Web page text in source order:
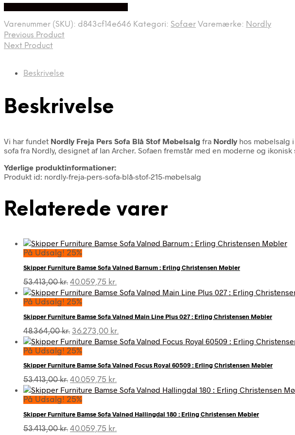
15.749,00 kr..10.499,00 kr..
Varenummer (SKU): d843cf14e646 Kategori: Sofaer Varemærke: Nordly
Previous Product
Next Product
Beskrivelse
Beskrivelse
Vi har fundet Nordly Freja Pers Sofa Blå Stof Møbelsalg fra Nordlyhos møbelsalg
sofa fra Nordly, designet af Ian Archer. Sofaen fremstår med en moderne og
Yderlige produktinformationer:
Produkt id: nordly-freja-pers-sofa-blå-stof-215-møbelsalg
Relaterede varer
På Udsalg! 25%
Skipper Furniture Bamse Sofa Valnød Barnum : Erling Christensen Møbler
53.413,00kr. Den
oprindelige
pris
53.413,00 kr..
40.059,75 kr.
aktuelle
40.059,75 kr..
På Udsalg! 25%
Skipper Furniture Bamse Sofa Valnød Main Line Plus 027 : Erling Christensen Møbler
48.364,00kr. Den
oprindelige
pris
48.364,00 kr..
36.273,00 kr.
aktuelle
36.273,00 kr..
På Udsalg! 25%
Skipper Furniture Bamse Sofa Valnød Focus Royal 60509 : Erling Christensen Møbler
53.413,00kr. Den
oprindelige
pris
53.413,00 kr..
40.059,75 kr.
aktuelle
40.059,75 kr..
På Udsalg! 25%
Skipper Furniture Bamse Sofa Valnød Hallingdal 180 : Erling Christensen Møbler
53.413,00kr. Den
40.059,75 kr.